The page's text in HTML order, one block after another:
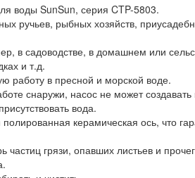
воды SunSun, серия CTP-5803.
ручьев, рыбных хозяйств,
в садоводстве, в домашнем или
и т.д.
работу в пресной и морской воде.
снаружи, насос не может создавать
вода.
керамическая ось, что
грязи, опавших листьев и